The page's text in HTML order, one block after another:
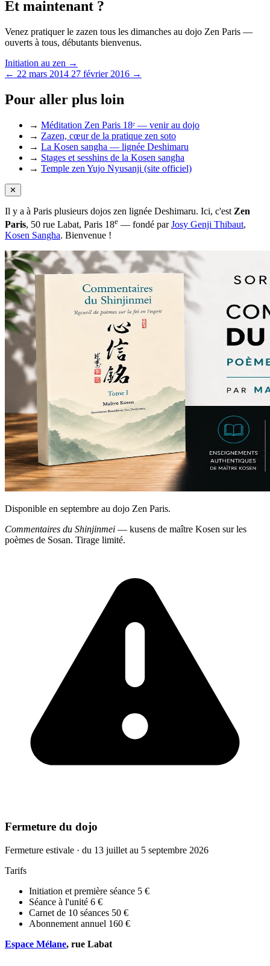
Et maintenant ?
Venez pratiquer le zazen tous les dimanches au dojo Zen Paris —
ouverts à tous, débutants bienvenus.
Initiation au zen →
← 22 mars 2014 27 février 2016 →
Pour aller plus loin
→ Méditation Zen Paris 18ᵉ — venir au dojo
→ Zazen, cœur de la pratique zen soto
→ La Kosen sangha — lignée Deshimaru
→ Stages et sesshins de la Kosen sangha
→ Temple zen Yujo Nyusanji (site officiel)
✕
Il y a à Paris plusieurs dojos zen lignée Deshimaru. Ici, c'est Zen
Paris, 50 rue Labat, Paris 18e — fondé parJosy Genji Thibaut,
Kosen Sangha. Bienvenue !
Disponible en septembre au dojo Zen Paris.
Commentaires du Shinjinmei — kusens de maître Kosen sur les
poèmes de Sosan. Tirage limité.
Fermeture du dojo
Fermeture estivale · du 13 juillet au 5 septembre 2026
Tarifs
Initiation et première séance 5 €
Séance à l'unité 6 €
Carnet de 10 séances 50 €
Abonnement annuel 160 €
Espace Mélane, rue Labat